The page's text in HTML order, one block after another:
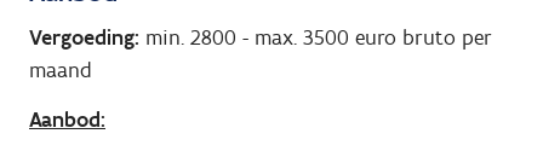
Vergoeding: min. 2800 - max. 3500 euro bruto per
maand
Aanbod: